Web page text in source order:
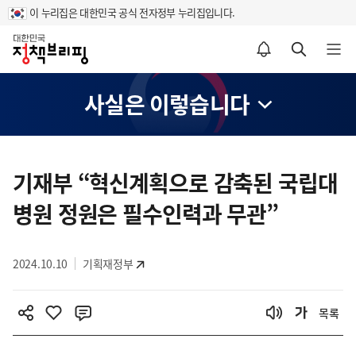
이 누리집은 대한민국 공식 전자정부 누리집입니다.
홈
알림설정 바로가기 검색 바로가기 메뉴 열기
사실은 이렇습니다
텐
츠
영
기재부 “혁신계획으로 감축된 국립대
병원 정원은 필수인력과 무관”
2024.10.10 기획재정부
목록